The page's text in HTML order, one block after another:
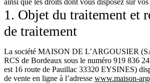
1. Objet du traitement et
de traitement
La société MAISON DE L’ARGOUSIER
RCS de Bordeaux sous le numéro 919 836
est 16 route de Pauillac 33320 EYSINES)
de vente en ligne à l’adresse www.maison-